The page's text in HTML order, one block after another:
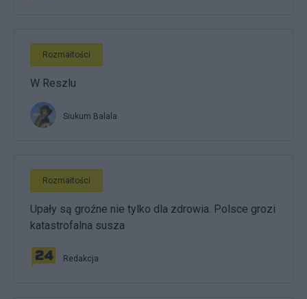
Rozmaitości
W Reszlu
Siukum Balala
Rozmaitości
Upały są groźne nie tylko dla zdrowia. Polsce grozi
katastrofalna susza
Redakcja